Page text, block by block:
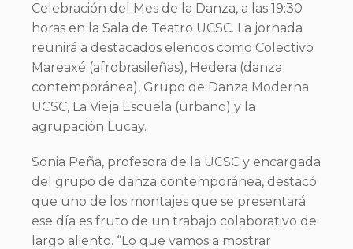
Celebración del Mes de la Danza, a las 19:30
horas en la Sala de Teatro UCSC. La jornada
reunirá a destacados elencos como Colectivo
Mareaxé (afrobrasileñas), Hedera (danza
contemporánea), Grupo de Danza Moderna
UCSC, La Vieja Escuela (urbano) y la
agrupación Lucay.
Sonia Peña, profesora de la UCSC y encargada
del grupo de danza contemporánea, destacó
que uno de los montajes que se presentará
ese día es fruto de un trabajo colaborativo de
largo aliento. “Lo que vamos a mostrar